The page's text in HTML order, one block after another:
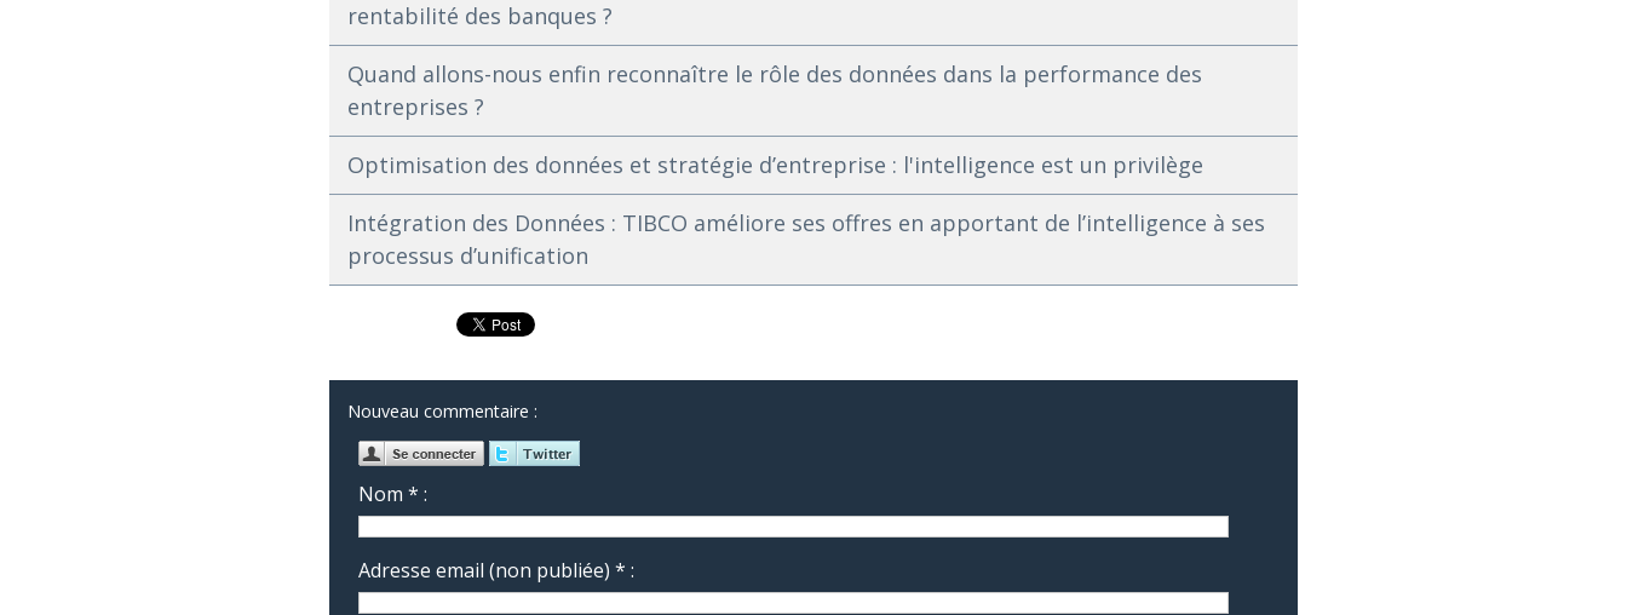
rentabilité des banques ?
Quand allons-nous enfin reconnaître le rôle des données dans la performance des
entreprises ?
Optimisation des données et stratégie d’entreprise : l'intelligence est un privilège
Intégration des Données : TIBCO améliore ses offres en apportant de l’intelligence à ses
processus d’unification
Nouveau commentaire :
Nom * :
Adresse email (non publiée) * :